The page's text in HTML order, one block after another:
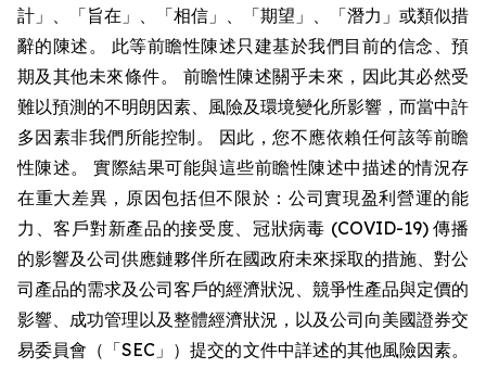
計」、「旨在」、「相信」、「期望」、「潛力」或類似措
辭的陳述。 此等前瞻性陳述只建基於我們目前的信念、預
期及其他未來條件。 前瞻性陳述關乎未來，因此其必然受
難以預測的不明朗因素、風險及環境變化所影響，而當中許
多因素非我們所能控制。 因此，您不應依賴任何該等前瞻
性陳述。 實際結果可能與這些前瞻性陳述中描述的情況存
在重大差異，原因包括但不限於：公司實現盈利營運的能
力、客戶對新產品的接受度、冠狀病毒 (COVID-19) 傳播
的影響及公司供應鏈夥伴所在國政府未來採取的措施、對公
司產品的需求及公司客戶的經濟狀況、競爭性產品與定價的
影響、成功管理以及整體經濟狀況，以及公司向美國證券交
易委員會（「SEC」）提交的文件中詳述的其他風險因素。